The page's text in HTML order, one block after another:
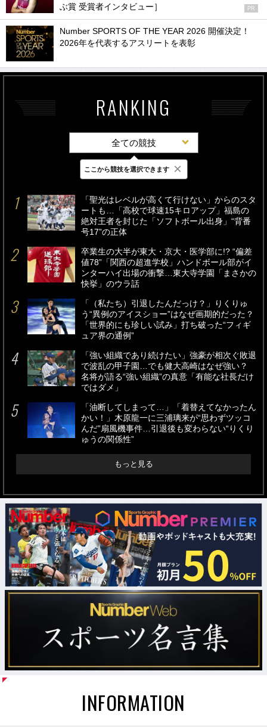
ぶ賞 受賞者インタビュー］ PR
Number SPORTS OF THE YEAR 2026 開催決定！
2026年を代表するアスリートを表彰
RANKING
全ての競技
最新 24時間 週間
「聖光はレベルが高くて行けない」からのスタ
ートも…「高校で球速15キロアップ」福島の
絶対王者を封じた「ソフトボール出身」“背番
号17”の正体
卒業生の大半が東大・京大・医学部に!? “偏差
値78”「関西の超進学校」ハンドボール部がイ
ンターハイ出場の衝撃…東大寺学園「まさかの
快挙」のウラ話
「（私たち）引退したんだっけ？」りくりゅ
う“異例のアイスショー”はなぜ画期的だった？
「世界的にも珍しい試み」打ち破った“フィギ
ュア界の通例”
「強い組織であり続けたい」強豪が相次ぐ敗退
で波乱の甲子園…でも健大高崎はなぜ強い？
名将が語る“強い組織”の真意「有能な社長だけ
ではダメ」
「油断してしまって…」「着替えてなかったん
かい！」木原龍一に三浦璃来が“思わずツッコ
んだ”扇風機事件…引退後も変わらない“りくり
ゅうの関係性”
もっと見る
INFORMATION
ここから競技を選択できます ×